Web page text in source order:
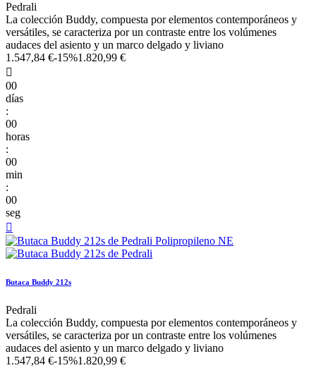
Pedrali
La colección Buddy, compuesta por elementos contemporáneos y
versátiles, se caracteriza por un contraste entre los volúmenes
audaces del asiento y un marco delgado y liviano
1.547,84 €-15%1.820,99 €

00
días
:
00
horas
:
00
min
:
00
seg

Butaca Buddy 212s
Pedrali
La colección Buddy, compuesta por elementos contemporáneos y
versátiles, se caracteriza por un contraste entre los volúmenes
audaces del asiento y un marco delgado y liviano
1.547,84 €-15%1.820,99 €